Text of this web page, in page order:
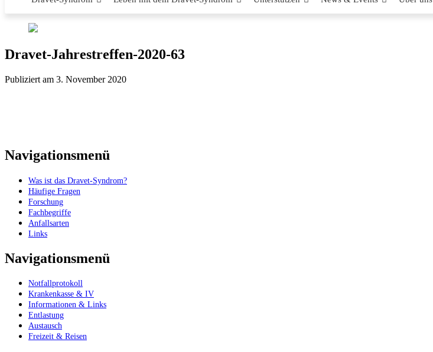
Dravet-Jahrestreffen-2020-63
Publiziert am 3. November 2020
Navigationsmenü
Was ist das Dravet-Syndrom?
Häufige Fragen
Forschung
Fachbegriffe
Anfallsarten
Links
Navigationsmenü
Notfallprotokoll
Krankenkasse & IV
Informationen & Links
Entlastung
Austausch
Freizeit & Reisen